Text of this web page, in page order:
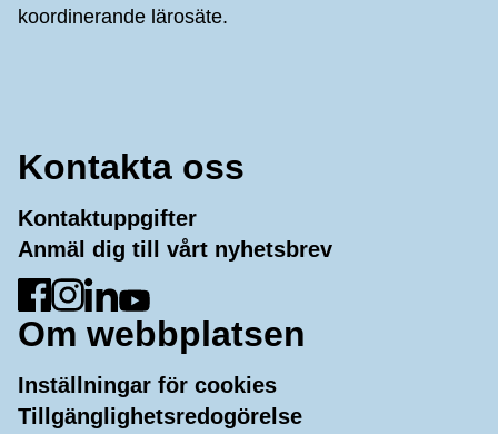
koordinerande lärosäte.
Kontakta oss
Kontaktuppgifter
Anmäl dig till vårt nyhetsbrev
Gå till Facebook
Gå till Instagram
Gå till LinkedIn
Gå till YouTube
Om webbplatsen
Inställningar för cookies
Tillgänglighetsredogörelse